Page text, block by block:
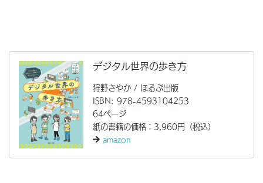
デジタル世界の歩き方
狩野さやか / ほるぷ出版
ISBN: 978-4593104253
64ページ
紙の書籍の価格：3,960円（税込）
amazon